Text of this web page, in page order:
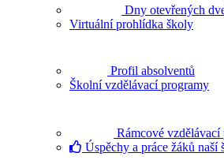
Dny otevřených
Virtuální prohlídka školy
Profil absolventů
Školní vzdělávací programy
Rámcové vzdělávací
Úspěchy a práce žáků naší